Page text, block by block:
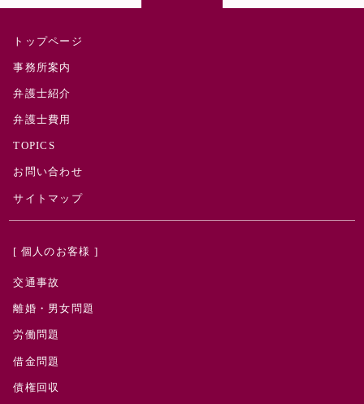
トップページ
事務所案内
弁護士紹介
弁護士費用
TOPICS
お問い合わせ
サイトマップ
[ 個人のお客様 ]
交通事故
離婚・男女問題
労働問題
借金問題
債権回収